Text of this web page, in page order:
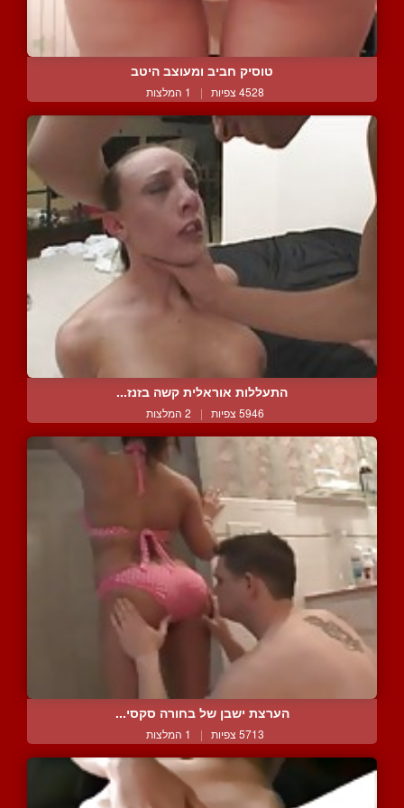
טוסיק חביב ומעוצב היטב
4528 צפיות | 1 המלצות
התעללות אוראלית קשה בזנז...
5946 צפיות | 2 המלצות
הערצת ישבן של בחורה סקסי...
5713 צפיות | 1 המלצות